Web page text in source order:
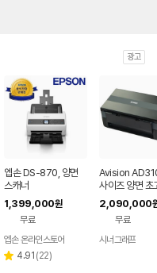
광고
엡손 DS-870, 양면
스캐너
1,399,000원
무료
엡손 온라인스토어
별 4.91 리
(22)
Avision
사이즈 양면 초
캐너
pm
2,090,000
무료
시너그래프